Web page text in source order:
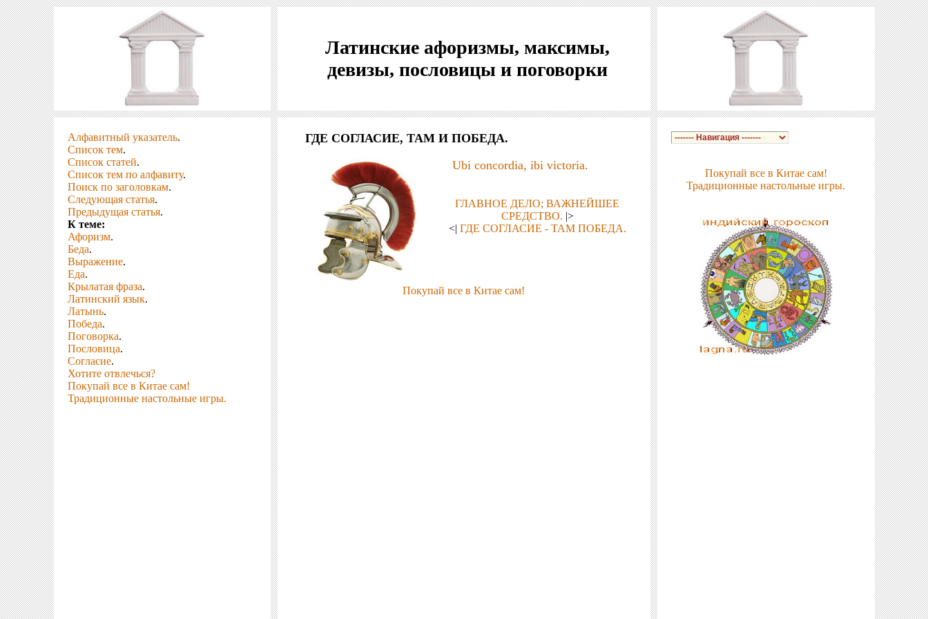
Латинские афоризмы, максимы,
девизы, пословицы и поговорки
Алфавитный указатель.
Список тем.
Список статей.
Список тем по алфавиту.
Поиск по заголовкам.
Следующая статья.
Предыдущая статья.
К теме:
Афоризм.
Беда.
Выражение.
Еда.
Крылатая фраза.
Латинский язык.
Латынь.
Победа.
Поговорка.
Пословица.
Согласие.
Хотите отвлечься?
Покупай все в Китае сам!
Традиционные настольные игры.
ГДЕ СОГЛАСИЕ, ТАМ И ПОБЕДА.
Ubi concordia, ibi victoria.
ГЛАВНОЕ ДЕЛО; ВАЖНЕЙШЕЕ
СРЕДСТВО. |>
<| ГДЕ СОГЛАСИЕ - ТАМ ПОБЕДА.
Покупай все в Китае сам!
Покупай все в Китае сам!
Традиционные настольные игры.